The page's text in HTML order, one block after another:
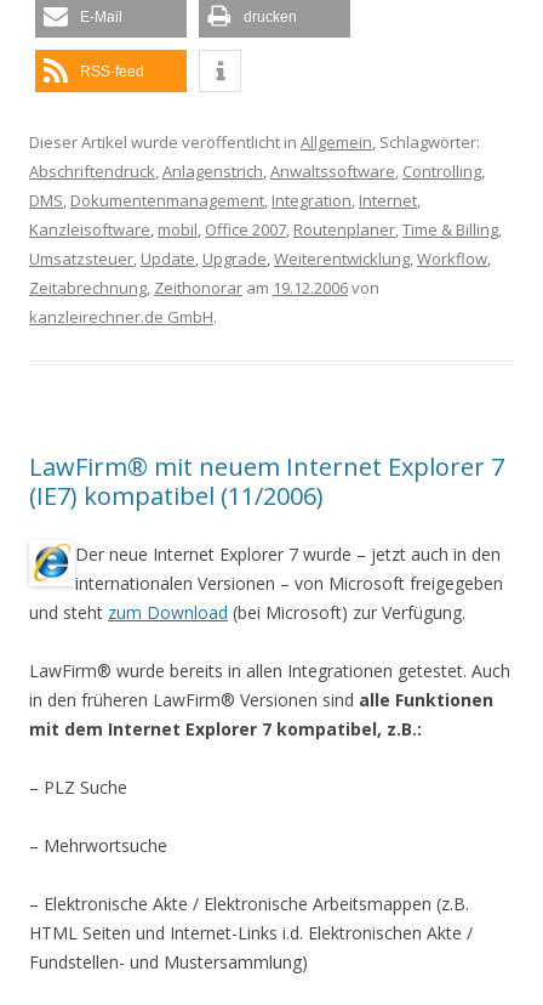
E-Mail drucken
RSS-feed
Dieser Artikel wurde veröffentlicht in Allgemein, Schlagwörter:
Abschriftendruck,Anlagenstrich,Anwaltssoftware, Controlling,
DMS, Dokumentenmanagement, Integration, Internet,
Kanzleisoftware, mobil, Office 2007, Routenplaner,Time & Billing,
Umsatzsteuer, Update, Upgrade,Weiterentwicklung,Workflow,
Zeitabrechnung, Zeithonorar am 19.12.2006von
kanzleirechner.de GmbH.
LawFirm® mit neuem Internet Explorer 7
(IE7) kompatibel (11/2006)
Der neue Internet Explorer 7 wurde – jetzt auch in den
internationalen Versionen – von Microsoft freigegeben
und steht zum Download (bei Microsoft) zur Verfügung.
LawFirm® wurde bereits in allen Integrationen getestet. Auch
in den früheren LawFirm® Versionen sind alle Funktionen
mit dem Internet Explorer 7 kompatibel, z.B.:
– PLZ Suche
– Mehrwortsuche
– Elektronische Akte / Elektronische Arbeitsmappen (z.B.
HTML Seiten und Internet-Links i.d. Elektronischen Akte /
Fundstellen- und Mustersammlung)